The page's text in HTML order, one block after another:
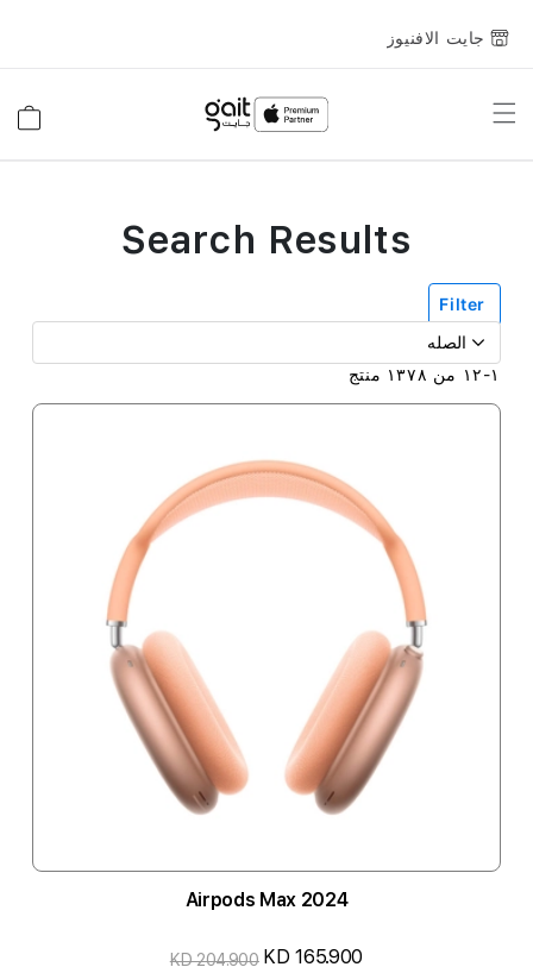
جايت الافنيوز
Toggle
Filter
١-١٢ من ١٣٧٨ منتج
Airpods Max 2024
KD 165.900
KD 204.900
Search Results